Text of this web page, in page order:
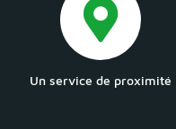
Un service de proximité